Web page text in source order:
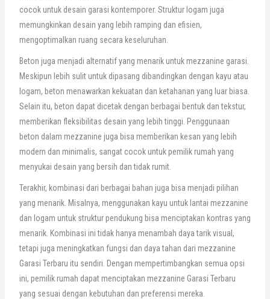
cocok untuk desain garasi kontemporer. Struktur logam juga
memungkinkan desain yang lebih ramping dan efisien,
mengoptimalkan ruang secara keseluruhan.
Beton juga menjadi alternatif yang menarik untuk mezzanine garasi.
Meskipun lebih sulit untuk dipasang dibandingkan dengan kayu atau
logam, beton menawarkan kekuatan dan ketahanan yang luar biasa.
Selain itu, beton dapat dicetak dengan berbagai bentuk dan tekstur,
memberikan fleksibilitas desain yang lebih tinggi. Penggunaan
beton dalam mezzanine juga bisa memberikan kesan yang lebih
modern dan minimalis, sangat cocok untuk pemilik rumah yang
menyukai desain yang bersih dan tidak rumit.
Terakhir, kombinasi dari berbagai bahan juga bisa menjadi pilihan
yang menarik. Misalnya, menggunakan kayu untuk lantai mezzanine
dan logam untuk struktur pendukung bisa menciptakan kontras yang
menarik. Kombinasi ini tidak hanya menambah daya tarik visual,
tetapi juga meningkatkan fungsi dan daya tahan dari mezzanine
Garasi Terbaru itu sendiri. Dengan mempertimbangkan semua opsi
ini, pemilik rumah dapat menciptakan mezzanine Garasi Terbaru
yang sesuai dengan kebutuhan dan preferensi mereka.